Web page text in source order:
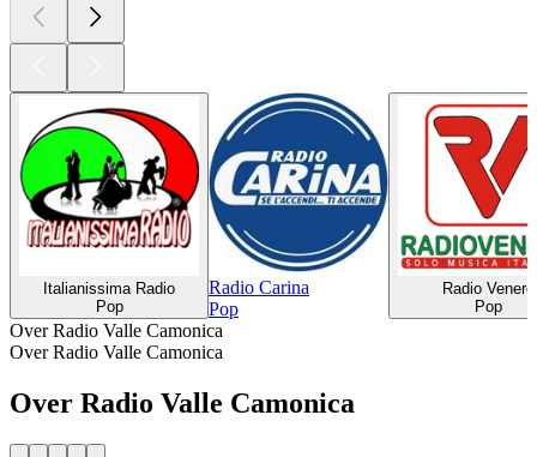
Italianissima Radio
Pop
Radio Carina
Pop
Radio Venere
Pop
Over Radio Valle Camonica
Over Radio Valle Camonica
Over Radio Valle Camonica